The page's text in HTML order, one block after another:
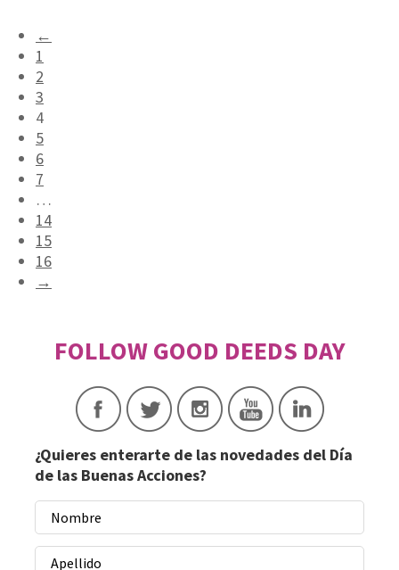
←
1
2
3
4
5
6
7
…
14
15
16
→
¿Quieres enterarte de las novedades del Día
de las Buenas Acciones?